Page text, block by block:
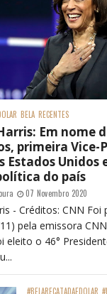
BELA RECENTES
Em nome
primeira Vice-
Estados Unidos
do país
07 Novembro 2020
- Créditos: CNN Foi
pela emissora
eleito o 46°
#BELARECATADAEDOLAR